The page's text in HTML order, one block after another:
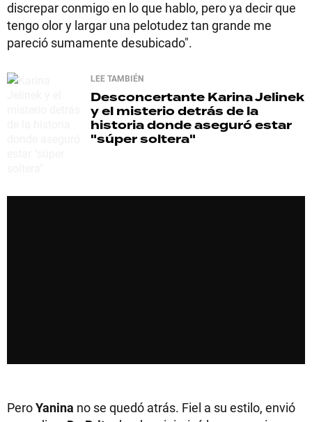
discrepar conmigo en lo que hablo, pero ya decir que
tengo olor y largar una pelotudez tan grande me
pareció sumamente desubicado".
LEE TAMBIÉN
Desconcertante Karina Jelinek
y el misterio detrás de la
historia donde aseguró estar
"súper soltera"
PeroYanina no se quedó atrás. Fiel a su estilo, envió